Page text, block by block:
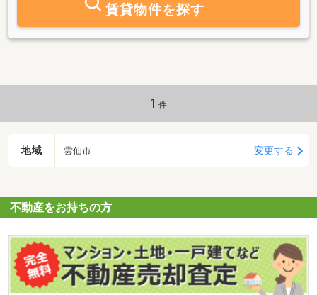
賃貸物件を探す
1 件
地域 雲仙市 変更する
不動産をお持ちの方